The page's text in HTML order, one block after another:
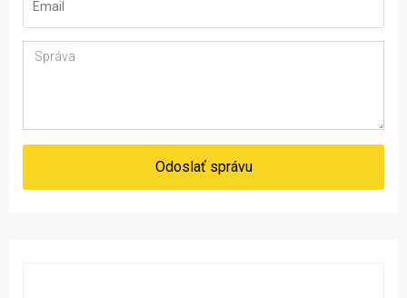
Odoslať správu